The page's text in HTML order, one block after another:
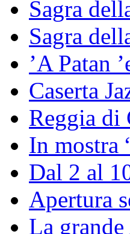
Sagra
Sagra
’A Patan
Caserta
Reggia di
In mostra
Dal 2 al
Apertura
La